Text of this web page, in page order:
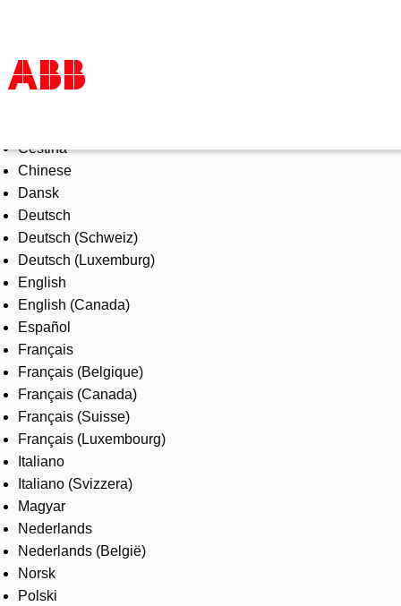
Products & Solutions
Industries
Services
About us
Where to buy
Contact us
Careers
Čeština
Chinese
Dansk
Deutsch
Deutsch (Schweiz)
Deutsch (Luxemburg)
English
English (Canada)
Español
Français
Français (Belgique)
Français (Canada)
Français (Suisse)
Français (Luxembourg)
Italiano
Italiano (Svizzera)
Magyar
Nederlands
Nederlands (België)
Norsk
Polski